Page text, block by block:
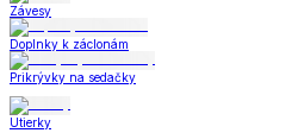
Závesy
Doplnky k záclonám
Prikrývky na sedačky
Utierky